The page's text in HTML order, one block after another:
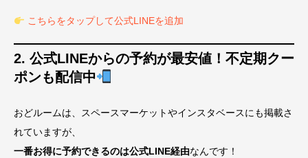
こちらをタップして公式LINEを追加
2. 公式LINEからの予約が最安値！不定期クー
ポンも配信中
おどルームは、スペースマーケットやインスタベースにも掲載さ
れていますが、
一番お得に予約できるのは公式LINE経由なんです！